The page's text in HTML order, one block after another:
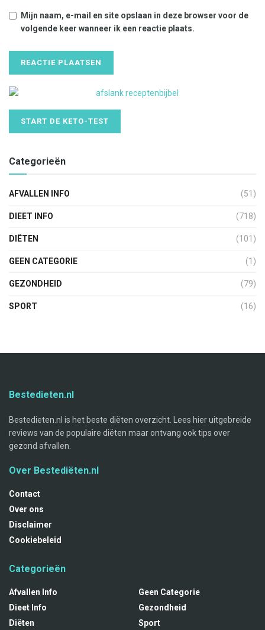
Mijn naam, e-mail en site opslaan in deze browser voor de
volgende keer wanneer ik een reactie plaats.
START DE KETO-TEST
Categorieën
AFVALLEN INFO (51)
DIEET INFO (718)
DIËTEN (101)
GEEN CATEGORIE (1)
GEZONDHEID (79)
SPORT (16)
Bestedieten.nl
Bestedieten.nl is het beste diëten overzicht. Lees hier uitgebreide
reviews van de populaire diëten maar ontvang ook tips over
gezond afvallen.
Over Bestediëten.nl
Contact
Over ons
Disclaimer
Cookiebeleid
Categorieën
Afvallen Info
Dieet Info
Diëten
Geen Categorie
Gezondheid
Sport